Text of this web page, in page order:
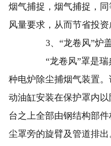
烟气捕捉，烟气捕捉，
风量要求，从而节省投资
3、“龙卷风”炉
“龙卷风”罩是瑞
种电炉除尘捕烟气装置
动油缸安装在保护罩内
台之上全部由钢结构部
尘罩旁的旋臂及管道排